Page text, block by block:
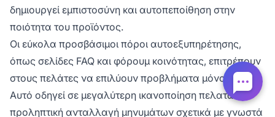
δημιουργεί εμπιστοσύνη και αυτοπεποίθηση στην
ποιότητα του προϊόντος.
Οι εύκολα προσβάσιμοι πόροι αυτοεξυπηρέτησης,
όπως σελίδες FAQ και φόρουμ κοινότητας, επιτρέπουν
στους πελάτες να επιλύουν προβλήματα μόνοι τους.
Αυτό οδηγεί σε μεγαλύτερη ικανοποίηση πελατών. Η
προληπτική ανταλλαγή μηνυμάτων σχετικά με γνωστά